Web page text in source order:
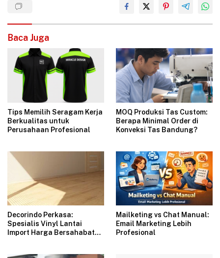
Baca Juga
Tips Memilih Seragam Kerja
Berkualitas untuk
Perusahaan Profesional
MOQ Produksi Tas Custom:
Berapa Minimal Order di
Konveksi Tas Bandung?
Decorindo Perkasa:
Spesialis Vinyl Lantai
Import Harga Bersahabat
Mailketing vs Chat Manual:
Email Marketing Lebih
Profesional